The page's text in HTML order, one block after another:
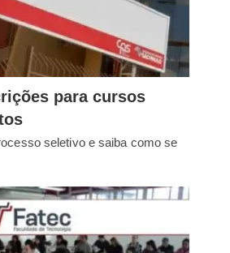
para cursos
seletivo e saiba como se